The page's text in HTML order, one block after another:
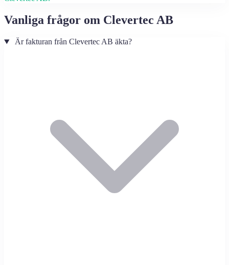
Vanliga frågor om Clevertec AB
Är fakturan från Clevertec AB äkta?